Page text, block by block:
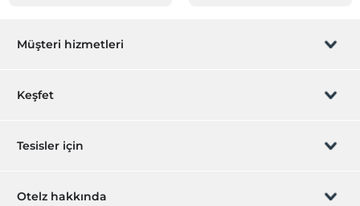
Ortak Alanlar
Çalışma Alanları
Scanner
Müşteri hizmetleri
Rezervasyon yönet
Keşfet
Hediye Kart
Tesisler için
Hemen tesisinizi ekleyin
Otelz hakkında